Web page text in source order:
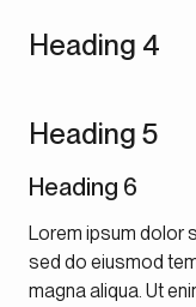
Heading 4
Heading 5
Heading 6
Lorem ipsum dolor
sed do eiusmod
magna aliqua. Ut